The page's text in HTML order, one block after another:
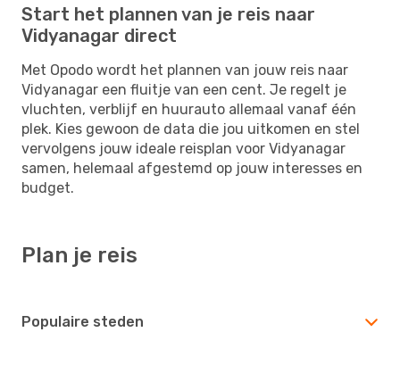
Start het plannen van je reis naar
Vidyanagar direct
Met Opodo wordt het plannen van jouw reis naar
Vidyanagar een fluitje van een cent. Je regelt je
vluchten, verblijf en huurauto allemaal vanaf één
plek. Kies gewoon de data die jou uitkomen en stel
vervolgens jouw ideale reisplan voor Vidyanagar
samen, helemaal afgestemd op jouw interesses en
budget.
Plan je reis
Populaire steden